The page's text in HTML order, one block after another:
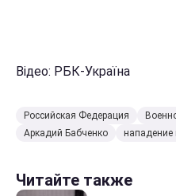
Відео: РБК-Україна
Российская Федерация
Аркадий Бабченко
Читайте также